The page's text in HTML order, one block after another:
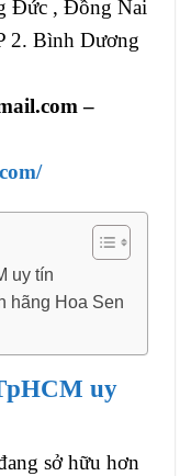
Đức , Đồng Nai
2. Bình Dương
–
uy tín
hãng Hoa Sen
uy
sở hữu hơn